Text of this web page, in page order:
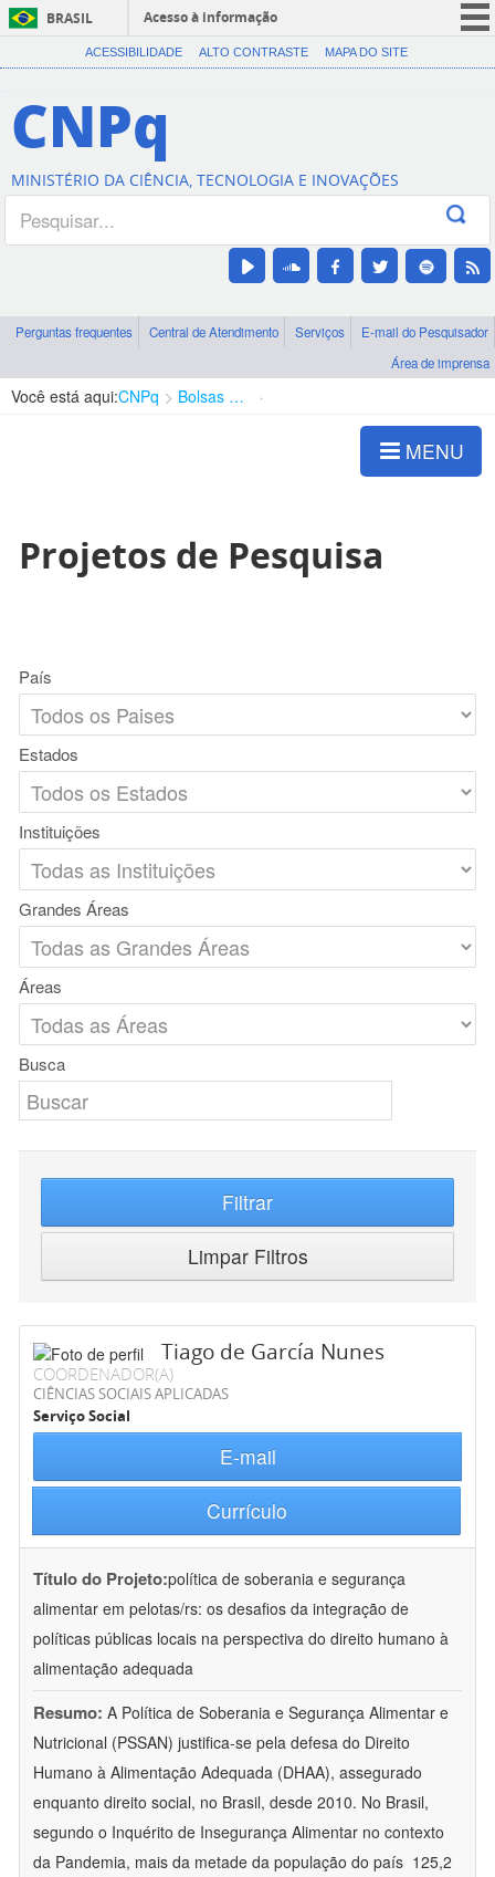
BRASIL
Acesso à informação
CORONAVÍRUS (COVID-19)
Canais
ACESSIBILIDADE ALTO CONTRASTE MAPA DO SITE
CNPq
MINISTÉRIO DA CIÊNCIA, TECNOLOGIA E INOVAÇÕES
Perguntas frequentes Central de Atendimento Serviços
E-mail do Pesquisador
Área de imprensa
Você está aqui:CNPq Bolsas e Auxílios Vigentes
MENU
Projetos de Pesquisa
País
Estados
Instituições
Grandes Áreas
Áreas
Busca
Filtrar
Limpar Filtros
Tiago de García Nunes
COORDENADOR(A)
CIÊNCIAS SOCIAIS APLICADAS
Serviço Social
E-mail
Currículo
Título do Projeto:política de soberania e segurança
alimentar em pelotas/rs: os desafios da integração de
políticas públicas locais na perspectiva do direito humano à
alimentação adequada
Resumo: A Política de Soberania e Segurança Alimentar e
Nutricional (PSSAN) justifica-se pela defesa do Direito
Humano à Alimentação Adequada (DHAA), assegurado
enquanto direito social, no Brasil, desde 2010. No Brasil,
segundo o Inquérito de Insegurança Alimentar no contexto
da Pandemia, mais da metade da população do país  125,2